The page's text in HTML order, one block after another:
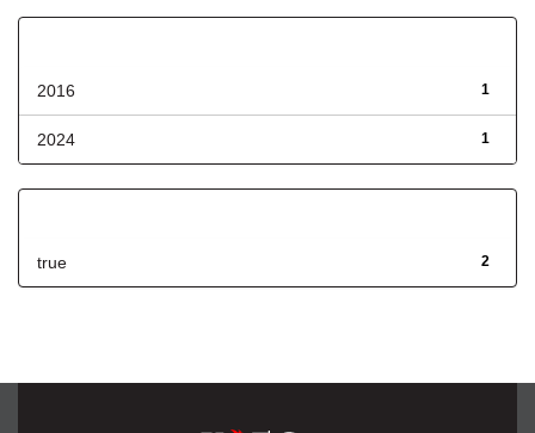
1
2016
1
2024
2
true